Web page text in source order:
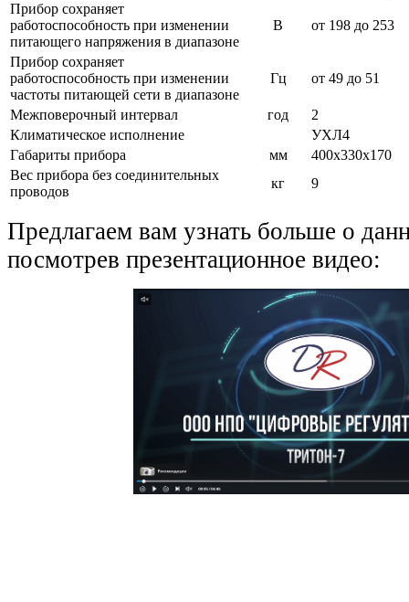
Прибор сохраняет
работоспособность при изменении
питающего напряжения в диапазоне
В от 198 до 253
Прибор сохраняет
работоспособность при изменении
частоты питающей сети в диапазоне
Гц от 49 до 51
Межповерочный интервал год
2
Климатическое исполнение
УХЛ4
Габариты прибора
мм
400х330х170
Вес прибора без соединительных
проводов
кг 9
Предлагаем вам узнать больше о
посмотрев презентационное видео: